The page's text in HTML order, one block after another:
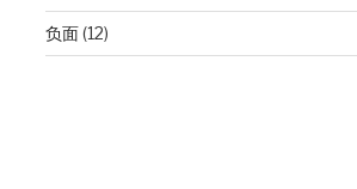
负面(12)